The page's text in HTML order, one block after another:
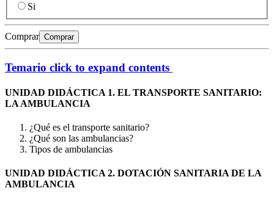
Si
Comprar Comprar
Temario click to expand contents
UNIDAD DIDÁCTICA 1. EL TRANSPORTE SANITARIO:
LA AMBULANCIA
¿Qué es el transporte sanitario?
¿Qué son las ambulancias?
Tipos de ambulancias
UNIDAD DIDÁCTICA 2. DOTACIÓN SANITARIA DE LA
AMBULANCIA